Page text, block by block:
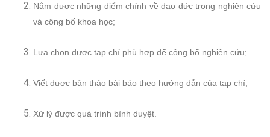
Nắm được những điểm chính về đạo đức trong nghiên cứu
và công bố khoa học;
Lựa chọn được tạp chí phù hợp để công bố nghiên cứu;
Viết được bản thảo bài báo theo hướng dẫn của tạp chí;
Xử lý được quá trình bình duyệt.